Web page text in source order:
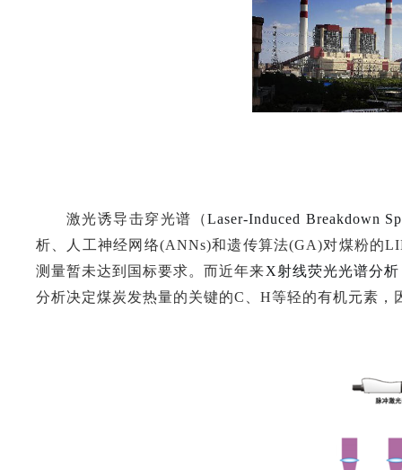
激光诱导击穿光谱（Laser-Induced Breakdown
析、人工神经网络(ANNs)和遗传算法(GA)对煤粉的
测量暂未达到国标要求。而近年来X射线荧光光谱分析
分析决定煤炭发热量的关键的C、H等轻的有机元素，